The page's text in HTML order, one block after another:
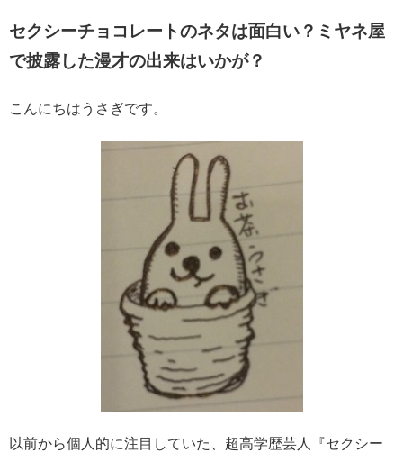
セクシーチョコレートのネタは面白い？ミヤネ屋
で披露した漫才の出来はいかが？
こんにちはうさぎです。
以前から個人的に注目していた、 超高学歴芸人『セクシー